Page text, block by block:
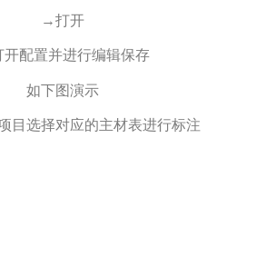
→打开
配置并进行编辑保存
如下图演示
目选择对应的主材表进行标注